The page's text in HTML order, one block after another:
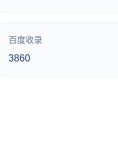
百度收录
3860